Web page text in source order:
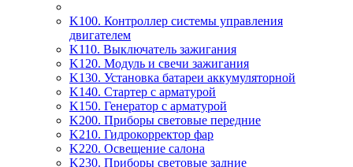
K100. Контроллер системы управления
двигателем
K110. Выключатель зажигания
K120. Модуль и свечи зажигания
K130. Установка батареи аккумуляторной
K140. Стартер с арматурой
K150. Генератор с арматурой
K200. Приборы световые передние
K210. Гидрокорректор фар
K220. Освещение салона
K230. Приборы световые задние